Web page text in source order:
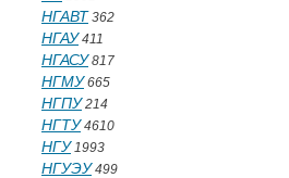
НГАВТ 362
НГАУ411
НГАСУ817
НГМУ665
НГПУ214
НГТУ4610
НГУ1993
НГУЭУ499